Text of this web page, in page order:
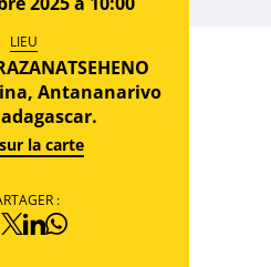
LIEU
Antananarivo
la carte
: